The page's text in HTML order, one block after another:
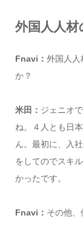
外国人人
Fnavi： 外国人人
か？
米田： ジェニオ
ね。４人とも日
ん。最初に、入
をしてのでスキ
かったです。
Fnavi： その他、